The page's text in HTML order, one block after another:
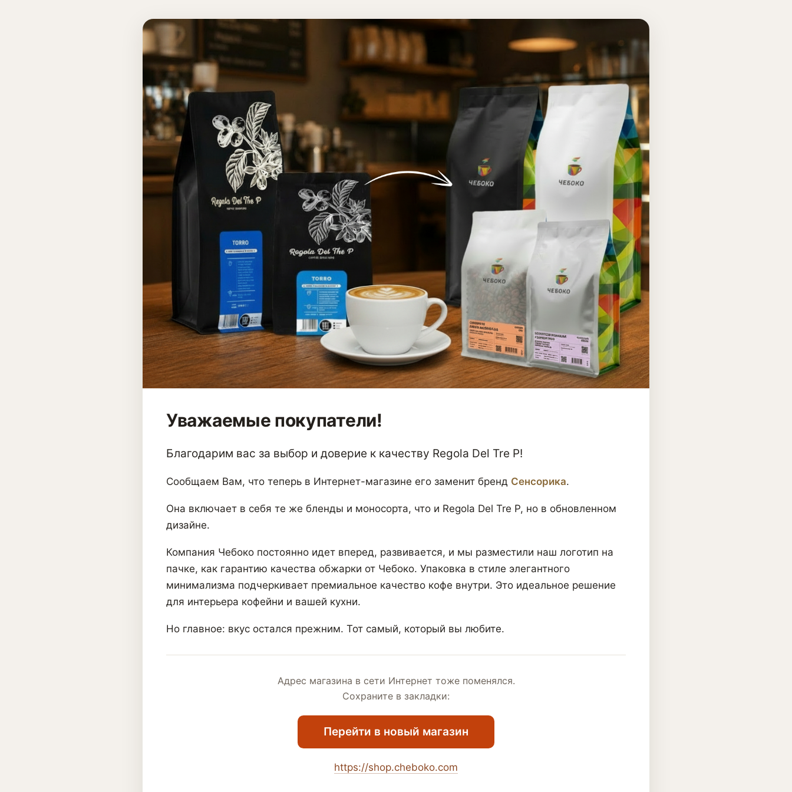
Уважаемые покупатели!
Благодарим вас за выбор и доверие к качеству Regola Del Tre P!
Сообщаем Вам, что теперь в Интернет-магазине его заменит бренд Сенсорика.
Она включает в себя те же бленды и моносорта, что и Regola Del Tre P, но в обновленном
дизайне.
Компания Чебоко постоянно идет вперед, развивается, и мы разместили наш логотип на
пачке, как гарантию качества обжарки от Чебоко. Упаковка в стиле элегантного
минимализма подчеркивает премиальное качество кофе внутри. Это идеальное решение
для интерьера кофейни и вашей кухни.
Но главное: вкус остался прежним. Тот самый, который вы любите.
Адрес магазина в сети Интернет тоже поменялся.
Сохраните в закладки:
Перейти в новый магазин
https://shop.cheboko.com